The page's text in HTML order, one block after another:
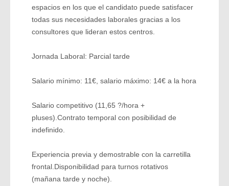
espacios en los que el candidato puede satisfacer
todas sus necesidades laborales gracias a los
consultores que lideran estos centros.
Jornada Laboral: Parcial tarde
Salario mínimo: 11€, salario máximo: 14€ a la hora
Salario competitivo (11,65 ?/hora +
pluses).Contrato temporal con posibilidad de
indefinido.
Experiencia previa y demostrable con la carretilla
frontal.Disponibilidad para turnos rotativos
(mañana tarde y noche).